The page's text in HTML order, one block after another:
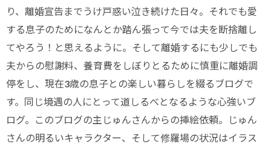
り、離婚宣告までうけ戸惑い泣き続けた日々。それでも愛
する息子のためになんとか踏ん張って今では夫を断捨離し
てやろう！と思えるように。そして離婚するにも少しでも
夫からの慰謝料、養育費をしぼりとるために慎重に離婚調
停をし、現在3歳の息子との楽しい暮らしを綴るブログで
す。同じ境遇の人にとって道しるべとなるような心強いブ
ログ。このブログの主じゅんさんからの挿絵依頼。じゅん
さんの明るいキャラクター、そして修羅場の状況はイラス